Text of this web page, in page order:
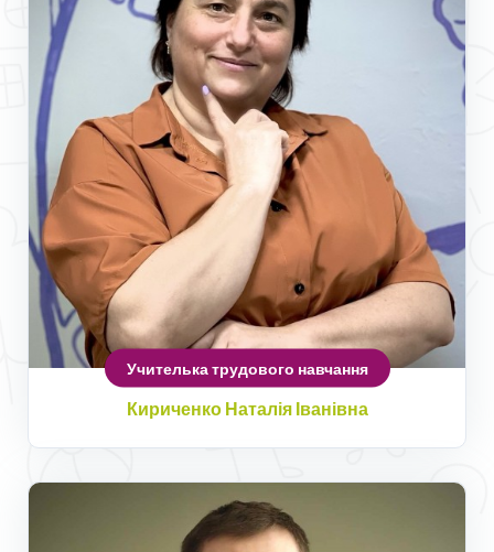
Учителька трудового навчання
Кириченко Наталія Іванівна